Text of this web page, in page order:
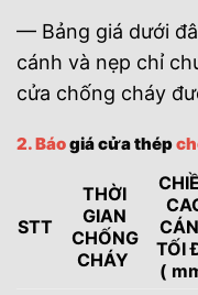
— Bảng giá dưới
cánh và nẹp chỉ
cửa chống cháy
2. Báogiá cửa thép
STT
THỜI
GIAN
CHỐNG
CHÁY
TỐI
(